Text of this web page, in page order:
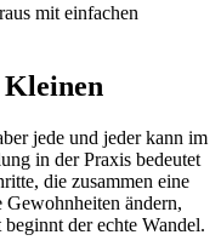
mit einfachen
jede und jeder kann im
in der Praxis bedeutet
die zusammen eine
ändern,
der echte Wandel.